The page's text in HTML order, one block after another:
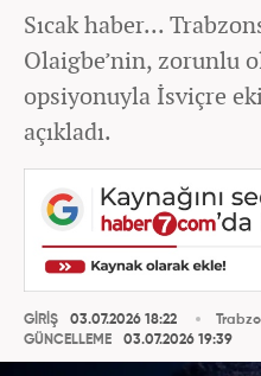
Sıcak haber...
Olaigbe’nin, zorunlu
opsiyonuyla İsviçre
açıkladı.
GİRİŞ
03.07.2026 18:22
GÜNCELLEME
03.07.2026 19:39